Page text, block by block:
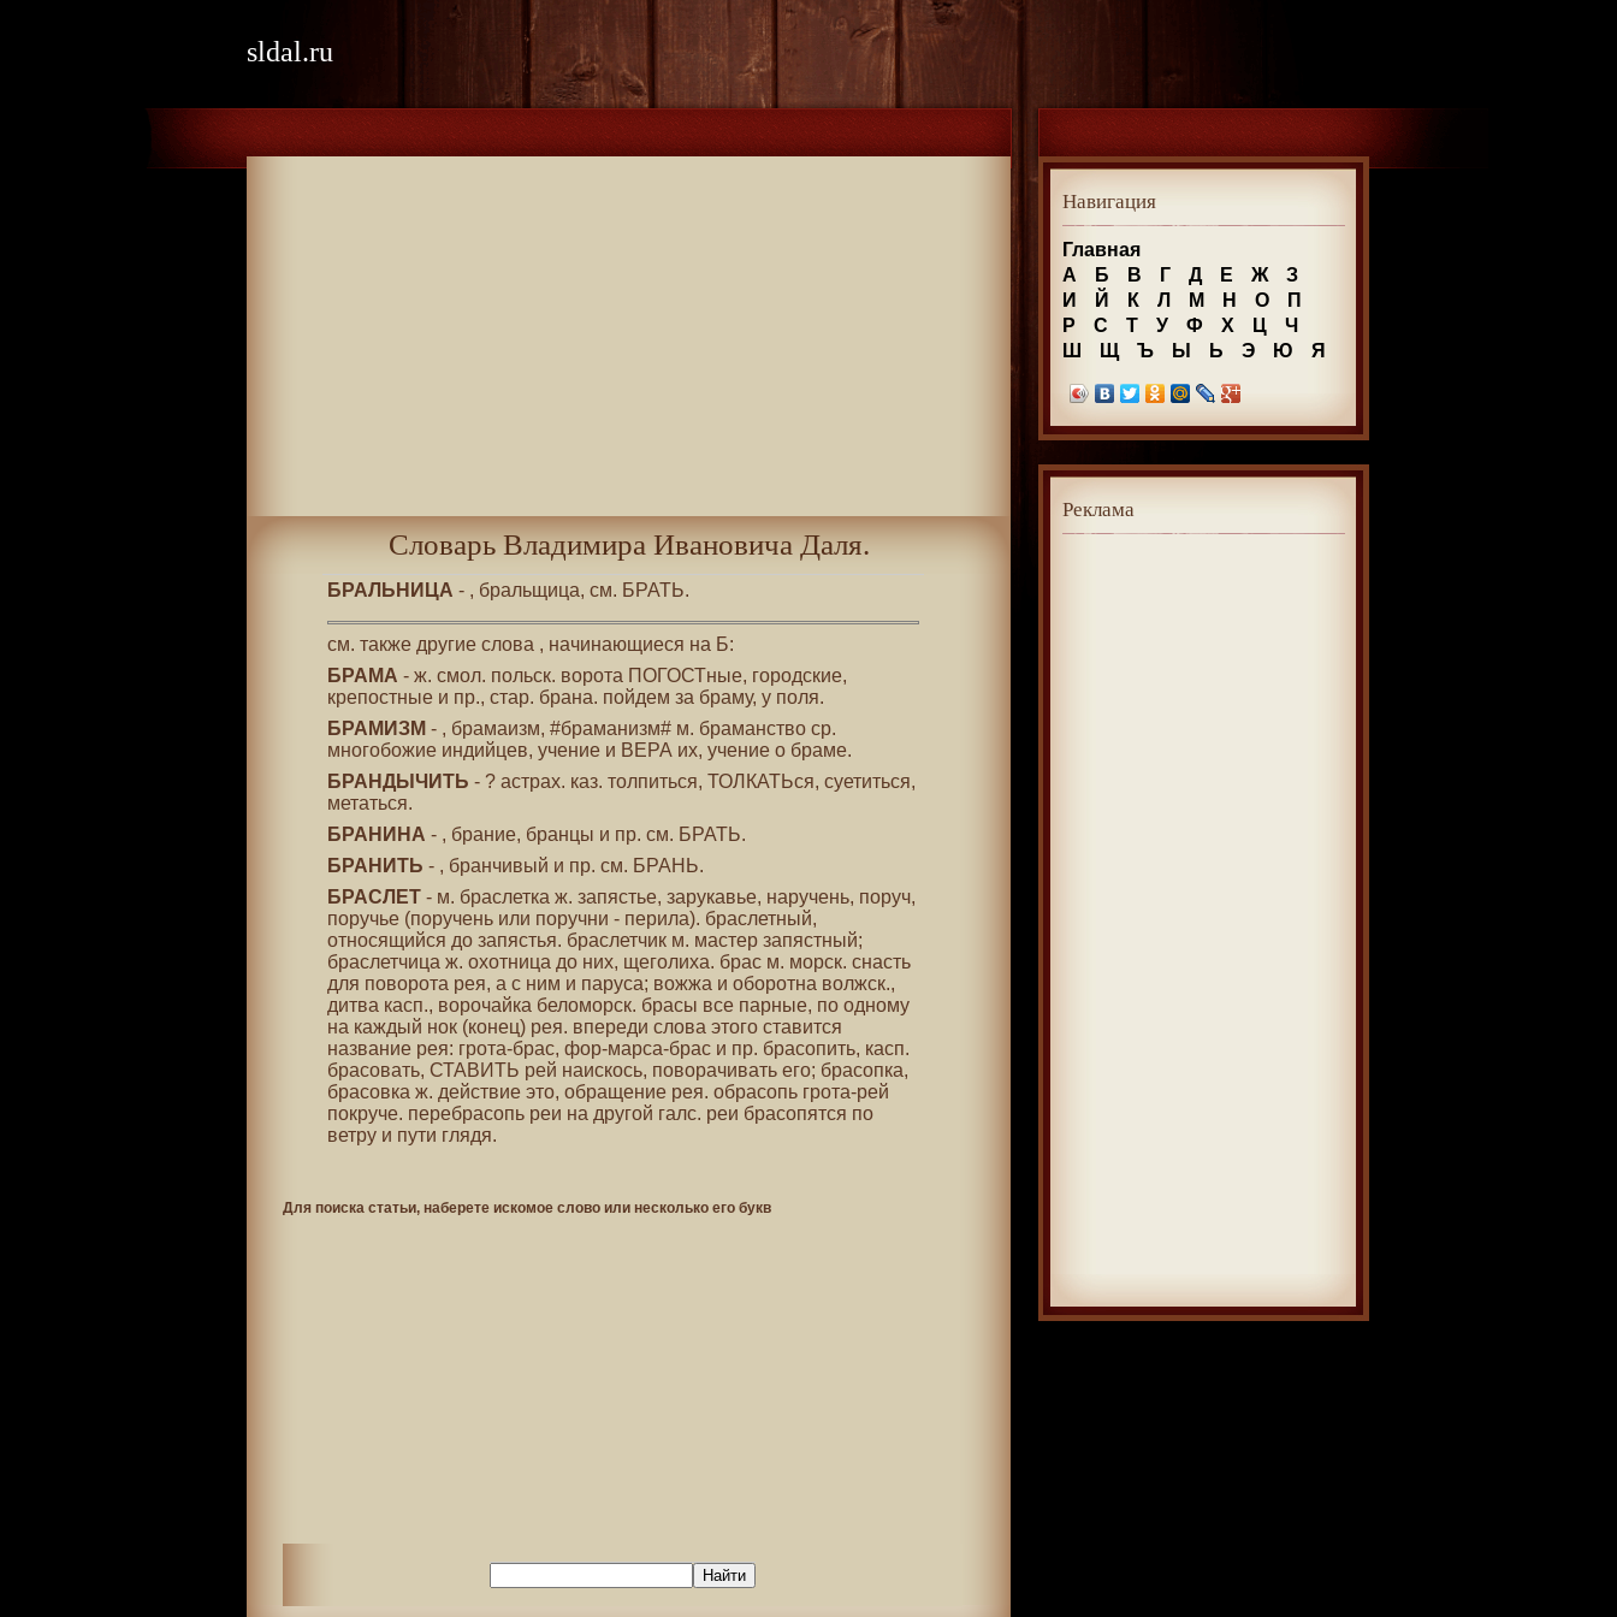
sldal.ru
Словарь Владимира Ивановича Даля.
БРАЛЬНИЦА - , бральщица, см. БРАТЬ.
см. также другие слова , начинающиеся на Б:
БРАМА - ж. смол. польск. ворота ПОГОСТные, городские,
крепостные и пр., стар. брана. пойдем за браму, у поля.
БРАМИЗМ - , брамаизм, #браманизм# м. браманство ср.
многобожие индийцев, учение и ВЕРА их, учение о браме.
БРАНДЫЧИТЬ - ? астрах. каз. толпиться, ТОЛКАТЬся, суетиться,
метаться.
БРАНИНА - , брание, бранцы и пр. см. БРАТЬ.
БРАНИТЬ - , бранчивый и пр. см. БРАНЬ.
БРАСЛЕТ- м. браслетка ж. запястье, зарукавье, наручень, поруч,
поручье (поручень или поручни - перила). браслетный,
относящийся до запястья. браслетчик м. мастер запястный;
браслетчица ж. охотница до них, щеголиха. брас м. морск. снасть
для поворота рея, а с ним и паруса; вожжа и оборотна волжск.,
дитва касп., ворочайка беломорск. брасы все парные, по одному
на каждый нок (конец) рея. впереди слова этого ставится
название рея: грота-брас, фор-марса-брас и пр. брасопить, касп.
брасовать, СТАВИТЬ рей наискось, поворачивать его; брасопка,
брасовка ж. действие это, обращение рея. обрасопь грота-рей
покруче. перебрасопь реи на другой галс. реи брасопятся по
ветру и пути глядя.
Для поиска статьи, наберете искомое слово или несколько его букв
Навигация
Главная
А
Б В Г Д Е Ж
З
И
Й К Л М Н О
П
Р
С Т У Ф Х Ц
Ч
Ш
Щ Ъ Ы Ь Э Ю Я
Реклама